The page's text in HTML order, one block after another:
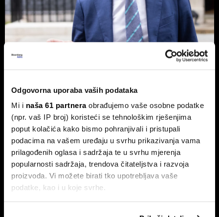
Odgovorna uporaba vaših podataka
Mi i naša 61 partneraobrađujemo vaše osobne podatke
(npr. vaš IP broj) koristeći se tehnološkim rješenjima
poput kolačića kako bismo pohranjivali i pristupali
podacima na vašem uređaju u svrhu prikazivanja vama
prilagođenih oglasa i sadržaja te u svrhu mjerenja
popularnosti sadržaja, trendova čitateljstva i razvoja
proizvoda. Vi možete birati tko upotrebljava vaše
podatke, kao i u koje svrhe.
Novog britanskog premijera čeka
prazna blagajna - Burnham planira
nacionalizaciju
Pad vlade Keira Starmera i uspon Andyja Burnhama kao
najizglednijeg nasljednika otvorili su ozbiljna pitanja o
budućnosti ekonomske politike UK-a.